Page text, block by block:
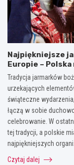
Najpiękniejsze
Europie – Polska
Tradycja jarmarków
urzekających
świąteczne
łączą w sobie
celebrowanie. W
tej tradycji, a polskie
najpiękniejszych
Czytaj dalej